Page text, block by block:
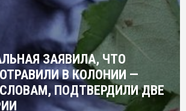
ЗАЯВИЛА, ЧТО
В КОЛОНИИ —
ПОДТВЕРДИЛИ ДВЕ